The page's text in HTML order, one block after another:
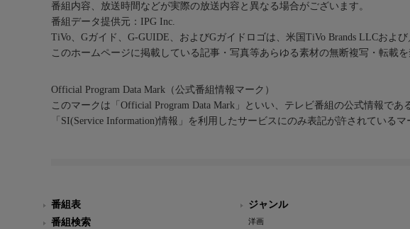
番組内容、放送時間などが実際の放送内容と異なる場合がございます。
番組データ提供元：IPG Inc.
TiVo、Gガイド、G-GUIDE、およびGガイドロゴは、米国TiVo Brands LLCおよ
このホームページに掲載している記事・写真等あらゆる素材の無断複写・転載を
Official Program Data Mark（公式番組情報マーク）
このマークは「Official Program Data Mark」といい、テレビ番組の公式情報であ
「SI(Service Information)情報」を利用したサービスにのみ表記が許されているマ
番組表
番組検索
ジャンル
洋画